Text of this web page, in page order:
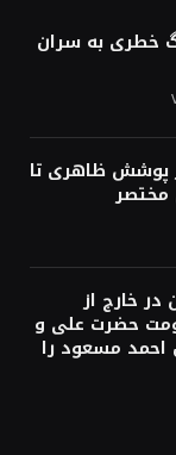
خطری به سران
پوشش ظاهری تا
مختصر
در خارج از
حضرت علی و
احمد مسعود را